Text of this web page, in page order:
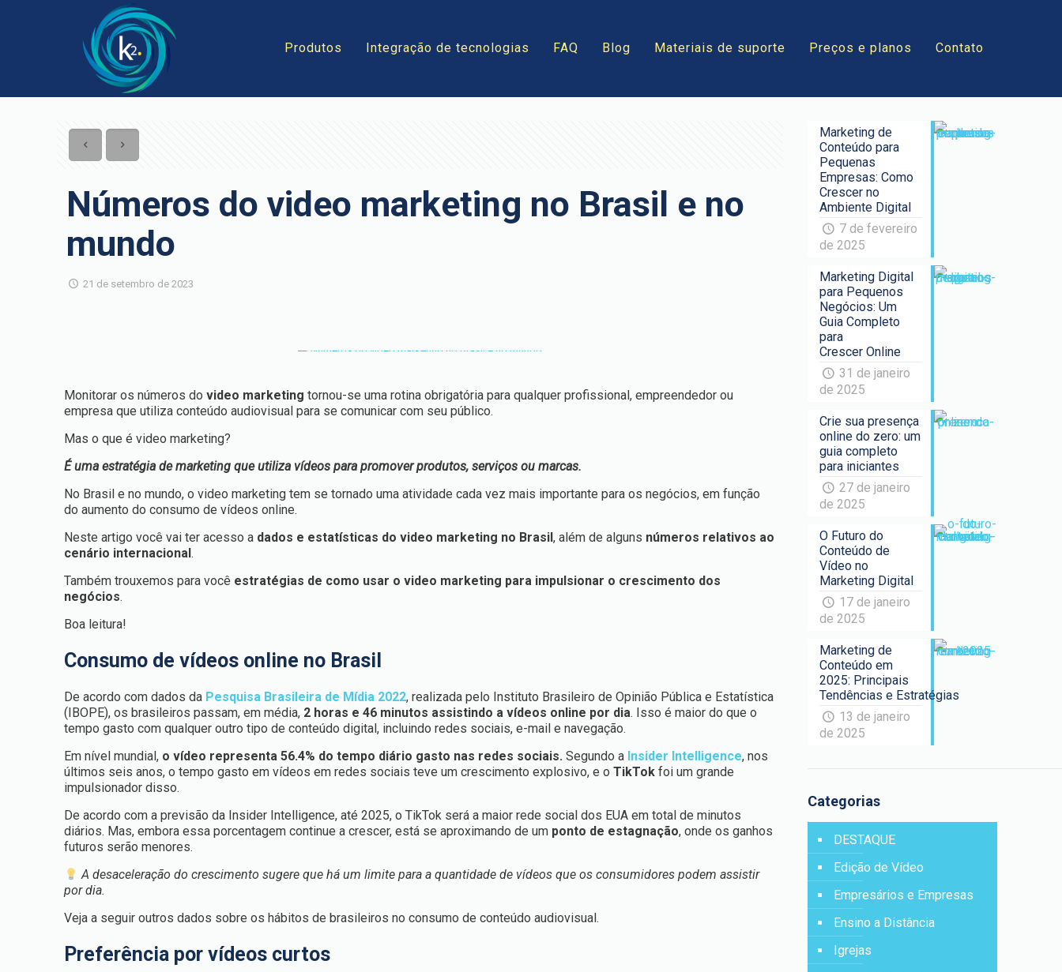
Produtos Integração de tecnologias FAQ Blog Materiais de suporte Preços e planos Contato
Números do video marketing no Brasil e no
mundo
21 de setembro de 2023
Monitorar os números dovideo marketing tornou-se uma rotina obrigatória para qualquer profissional, empreendedor ou
empresa que utiliza conteúdo audiovisual para se comunicar com seu público.
Mas o que é video marketing?
É uma estratégia de marketing que utiliza vídeos para promover produtos, serviços ou marcas.
No Brasil e no mundo, o video marketing tem se tornado uma atividade cada vez mais importante para os negócios, em função
do aumento do consumo de vídeos online.
Neste artigo você vai ter acesso a dados e estatísticas do video marketing no Brasil, além de alguns números relativos ao
cenário internacional.
Também trouxemos para você estratégias de como usar o video marketing para impulsionar o crescimento dos
negócios.
Boa leitura!
Consumo de vídeos online no Brasil
De acordo com dados da Pesquisa Brasileira de Mídia 2022, realizada pelo Instituto Brasileiro de Opinião Pública e Estatística
(IBOPE), os brasileiros passam, em média, 2 horas e 46 minutos assistindo a vídeos online por dia. Isso é maior do que o
tempo gasto com qualquer outro tipo de conteúdo digital, incluindo redes sociais, e-mail e navegação.
Em nível mundial, o vídeo representa 56.4% do tempo diário gasto nas redes sociais.Segundo a Insider Intelligence, nos
últimos seis anos, o tempo gasto em vídeos em redes sociais teve um crescimento explosivo, e oTikTok foi um grande
impulsionador disso.
De acordo com a previsão da Insider Intelligence, até 2025, o TikTok será a maior rede social dos EUA em total de minutos
diários. Mas, embora essa porcentagem continue a crescer, está se aproximando de um ponto de estagnação, onde os ganhos
futuros serão menores.
A desaceleração do crescimento sugere que há um limite para a quantidade de vídeos que os consumidores podem assistir
por dia.
Veja a seguir outros dados sobre os hábitos de brasileiros no consumo de conteúdo audiovisual.
Preferência por vídeos curtos
Marketing de
Conteúdo para
Pequenas
Empresas: Como
Crescer no
Ambiente Digital
7 de fevereiro
de 2025
Marketing Digital
para Pequenos
Negócios: Um
Guia Completo
para
Crescer Online
31 de janeiro
de 2025
Crie sua presença
online do zero: um
guia completo
para iniciantes
27 de janeiro
de 2025
O Futuro do
Conteúdo de
Vídeo no
Marketing Digital
17 de janeiro
de 2025
Marketing de
Conteúdo em
2025: Principais
Tendências e Estratégias
13 de janeiro
de 2025
Categorias
DESTAQUE
Edição de Vídeo
Empresários e Empresas
Ensino a Distância
Igrejas